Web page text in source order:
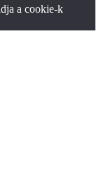
a cookie-k